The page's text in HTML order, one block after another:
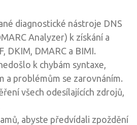
diagnostické nástroje DNS
Analyzer) k získání a
DKIM, DMARC a BIMI.
k chybám syntaxe,
a problémům se zarovnáním.
všech odesílajících zdrojů,
abyste předvídali zpoždění